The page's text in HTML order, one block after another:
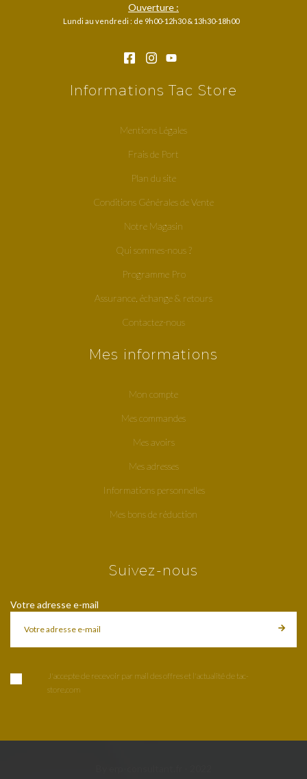
Ouverture :
Lundi au vendredi : de 9h00-12h30 & 13h30-18h00
Informations Tac Store
Mentions Légales
Frais de Port
Plan du site
Conditions Générales de Vente
Notre Magasin
Qui sommes-nous ?
Programme Pro
Assurance, échange & retours
Contactez-nous
Mes informations
Mon compte
Mes commandes
Mes avoirs
Mes adresses
Informations personnelles
Mes bons de réduction
Suivez-nous
Votre adresse e-mail
J'accepte de recevoir par mail des offres et l'actualité de tac-
store.com